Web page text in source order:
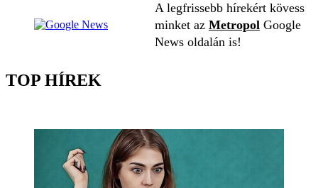
A legfrissebb hírekért kövess
minket az Metropol Google
News oldalán is!
TOP HÍREK